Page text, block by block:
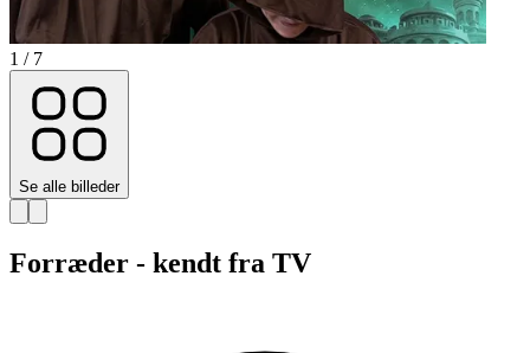
1 / 7
Se alle billeder
Forræder - kendt fra TV